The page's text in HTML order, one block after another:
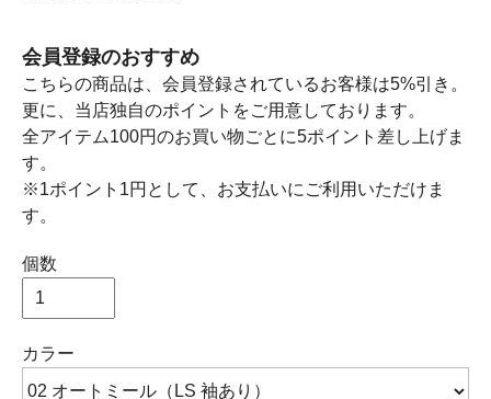
会員登録のおすすめ
こちらの商品は、会員登録されているお客様は5%引き。
更に、当店独自のポイントをご用意しております。
全アイテム100円のお買い物ごとに5ポイント差し上げま
す。
※1ポイント1円として、お支払いにご利用いただけま
す。
個数
カラー